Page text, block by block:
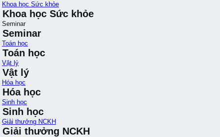
Khoa học Sức khỏe
Khoa học Sức khỏe
Seminar
Seminar
Toán học
Toán học
Vật lý
Vật lý
Hóa học
Hóa học
Sinh học
Sinh học
Giải thưởng NCKH
Giải thưởng NCKH